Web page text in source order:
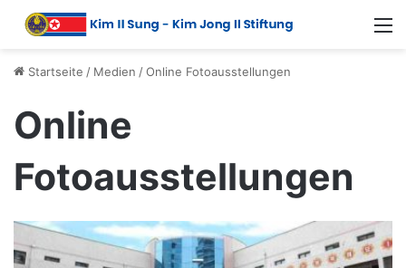
Startseite / Medien /Online Fotoausstellungen
Online
Fotoausstellungen